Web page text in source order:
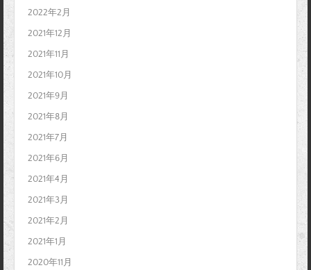
2022年2月
2021年12月
2021年11月
2021年10月
2021年9月
2021年8月
2021年7月
2021年6月
2021年4月
2021年3月
2021年2月
2021年1月
2020年11月